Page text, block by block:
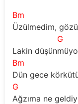
Bm
Üzülmedim,
G
Lakin
Bm
Dün gece
G
Ağzıma ne